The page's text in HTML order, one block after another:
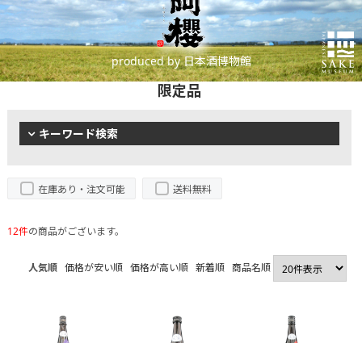
produced by 日本酒博物館
限定品
キーワード検索
在庫あり・注文可能 送料無料
12件の商品がございます。
人気順 価格が安い順 価格が高い順 新着順 商品名順